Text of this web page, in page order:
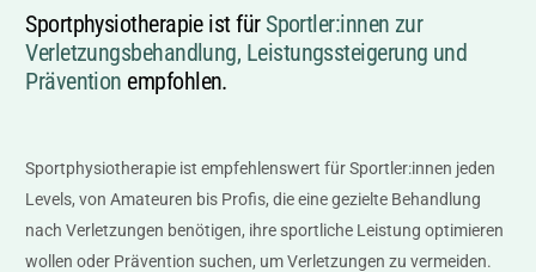
Sportphysiotherapie ist für Sportler:innen zur
Verletzungsbehandlung, Leistungssteigerung und
Prävention empfohlen.
Sportphysiotherapie ist empfehlenswert für Sportler:innen jeden
Levels, von Amateuren bis Profis, die eine gezielte Behandlung
nach Verletzungen benötigen, ihre sportliche Leistung optimieren
wollen oder Prävention suchen, um Verletzungen zu vermeiden.